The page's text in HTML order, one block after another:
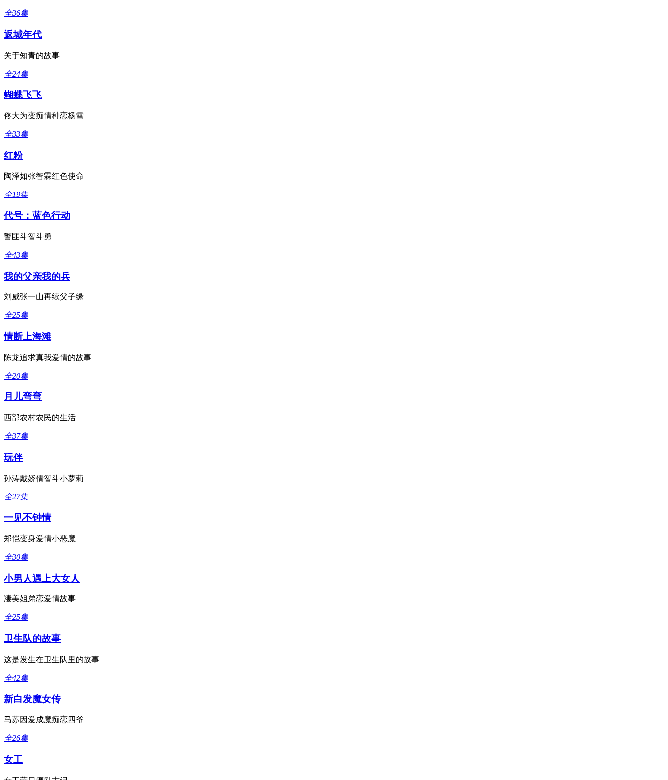
全36集
返城年代
关于知青的故事
全24集
蝴蝶飞飞
佟大为变痴情种恋杨雪
全33集
红粉
陶泽如张智霖红色使命
全19集
代号：蓝色行动
警匪斗智斗勇
全43集
我的父亲我的兵
刘威张一山再续父子缘
全25集
情断上海滩
陈龙追求真我爱情的故事
全20集
月儿弯弯
西部农村农民的生活
全37集
玩伴
孙涛戴娇倩智斗小萝莉
全27集
一见不钟情
郑恺变身爱情小恶魔
全30集
小男人遇上大女人
凄美姐弟恋爱情故事
全25集
卫生队的故事
这是发生在卫生队里的故事
全42集
新白发魔女传
马苏因爱成魔痴恋四爷
全26集
女工